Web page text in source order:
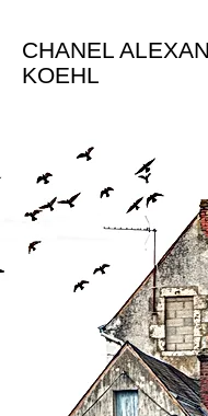
CHANEL
KOEHL